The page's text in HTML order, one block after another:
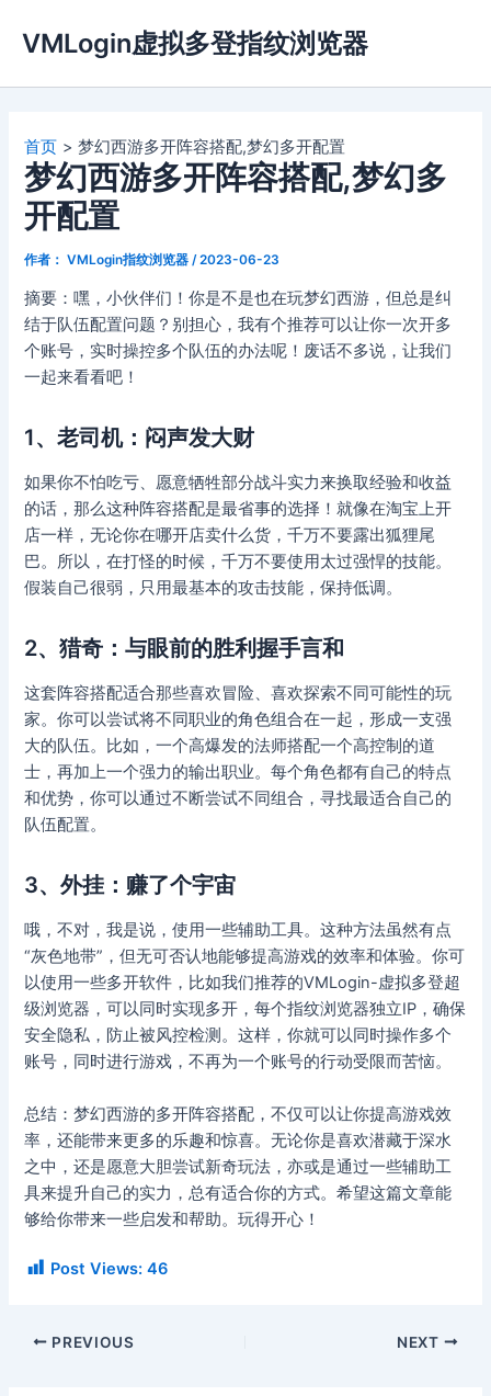
容
VMLogin虚拟多登指纹浏览器
首页 梦幻西游多开阵容搭配,梦幻多开配置
梦幻西游多开阵容搭配,梦幻多
开配置
作者： VMLogin指纹浏览器 /2023-06-23
摘要：嘿，小伙伴们！你是不是也在玩梦幻西游，但总是纠
结于队伍配置问题？别担心，我有个推荐可以让你一次开多
个账号，实时操控多个队伍的办法呢！废话不多说，让我们
一起来看看吧！
1、老司机：闷声发大财
如果你不怕吃亏、愿意牺牲部分战斗实力来换取经验和收益
的话，那么这种阵容搭配是最省事的选择！就像在淘宝上开
店一样，无论你在哪开店卖什么货，千万不要露出狐狸尾
巴。所以，在打怪的时候，千万不要使用太过强悍的技能。
假装自己很弱，只用最基本的攻击技能，保持低调。
2、猎奇：与眼前的胜利握手言和
这套阵容搭配适合那些喜欢冒险、喜欢探索不同可能性的玩
家。你可以尝试将不同职业的角色组合在一起，形成一支强
大的队伍。比如，一个高爆发的法师搭配一个高控制的道
士，再加上一个强力的输出职业。每个角色都有自己的特点
和优势，你可以通过不断尝试不同组合，寻找最适合自己的
队伍配置。
3、外挂：赚了个宇宙
哦，不对，我是说，使用一些辅助工具。这种方法虽然有点
“灰色地带”，但无可否认地能够提高游戏的效率和体验。你可
以使用一些多开软件，比如我们推荐的VMLogin-虚拟多登超
级浏览器，可以同时实现多开，每个指纹浏览器独立IP，确保
安全隐私，防止被风控检测。这样，你就可以同时操作多个
账号，同时进行游戏，不再为一个账号的行动受限而苦恼。
总结：梦幻西游的多开阵容搭配，不仅可以让你提高游戏效
率，还能带来更多的乐趣和惊喜。无论你是喜欢潜藏于深水
之中，还是愿意大胆尝试新奇玩法，亦或是通过一些辅助工
具来提升自己的实力，总有适合你的方式。希望这篇文章能
够给你带来一些启发和帮助。玩得开心！
Post Views: 46
PREVIOUS NEXT